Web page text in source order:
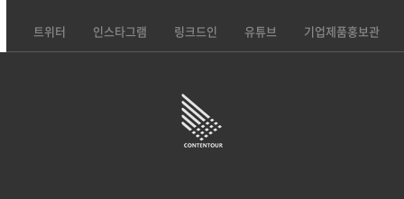
트위터 인스타그램 링크드인 유튜브 기업제품홍보관